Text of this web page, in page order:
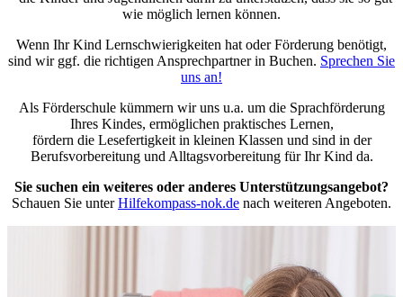
wie möglich lernen können.
Wenn Ihr Kind Lernschwierigkeiten hat oder Förderung benötigt,
sind wir ggf. die richtigen Ansprechpartner in Buchen. Sprechen Sie
uns an!
Als Förderschule kümmern wir uns u.a. um die Sprachförderung
Ihres Kindes, ermöglichen praktisches Lernen,
fördern die Lesefertigkeit in kleinen Klassen und sind in der
Berufsvorbereitung und Alltagsvorbereitung für Ihr Kind da.
Sie suchen ein weiteres oder anderes Unterstützungsangebot?
Schauen Sie unterHilfekompass-nok.de nach weiteren Angeboten.